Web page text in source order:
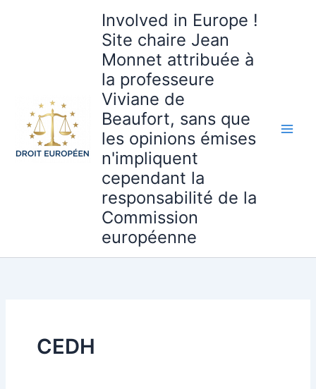
Involved in Europe !
Site chaire Jean
Monnet attribuée à
la professeure
Viviane de
Beaufort, sans que
les opinions émises
n'impliquent
cependant la
responsabilité de la
Commission
européenne
CEDH